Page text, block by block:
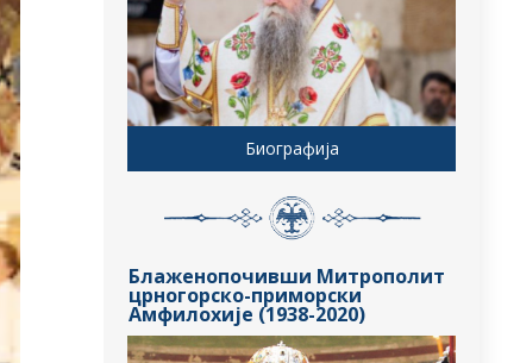
Биографија
Блаженопочивши Митрополит
црногорско-приморски
Амфилохије (1938-2020)